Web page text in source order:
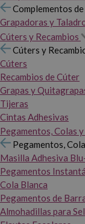
Complementos
Grapadoras y
Cúters y Recambios
Cúters y
Cúters
Recambios de Cúter
Grapas y
Tijeras
Cintas Adhesivas
Pegamentos, Colas
Pegamentos,
Masilla Adhesiva
Pegamentos
Cola Blanca
Pegamentos de
Almohadillas para